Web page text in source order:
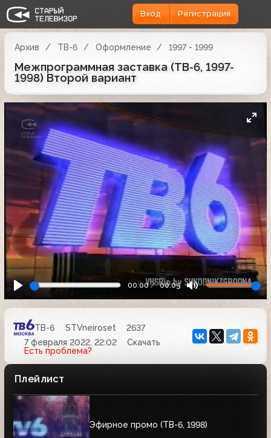
Вход Регистрация
Архив ТВ-6 Оформление 1997 - 1999
Межпрограммная заставка (ТВ-6, 1997-
1998) Второй вариант
00:00 00:05
ТВ-6 STVneiroset
2637
7 февраля 2022, 22:02
Скачать
Есть проблема?
Плейлист
Эфирное промо (ТВ-6, 1998)